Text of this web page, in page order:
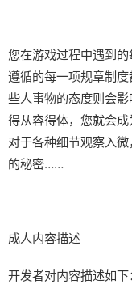
您在游戏过程中遇到
遵循的每一项规章制
些人事物的态度则会
得从容得体，您就会
对于各种细节观察入
的秘密……
成人内容描述
开发者对内容描述如下